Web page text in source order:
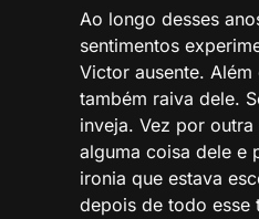
Ao longo desses
sentimentos
Victor ausente. Além
também raiva dele.
inveja. Vez por
alguma coisa dele e
ironia que estava
depois de todo esse